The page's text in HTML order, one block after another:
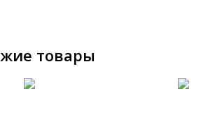
товары